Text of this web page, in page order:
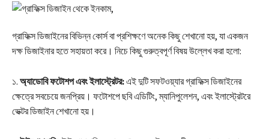
গ্রাফিক্স ডিজাইনের বিভিন্ন কোর্স বা প্রশিক্ষণে অনেক কিছু শেখানো হয়, যা একজন
দক্ষ ডিজাইনার হতে সহায়তা করে। নিচে কিছু গুরুত্বপূর্ণ বিষয় উল্লেখ করা হলো:
১. অ্যাডোবি ফটোশপ এবং ইলাস্ট্রেটর:এই দুটি সফটওয়্যার গ্রাফিক্স ডিজাইনের
ক্ষেত্রে সবচেয়ে জনপ্রিয়। ফটোশপে ছবি এডিটিং, ম্যানিপুলেশন, এবং ইলাস্ট্রেটরে
ভেক্টর ডিজাইন শেখানো হয়।